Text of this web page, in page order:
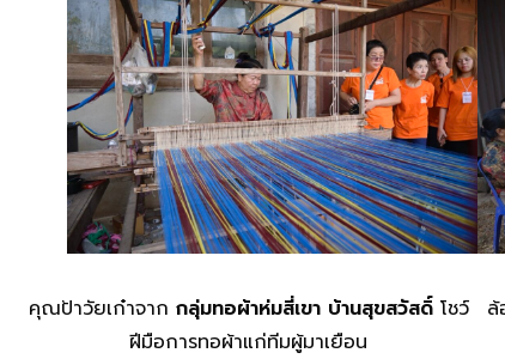
คุณป้าวัยเก๋าจาก กลุ่มทอผ้าห่มสี่เขา บ้านสุขสวัสดิ์โชว์
ฝีมือการทอผ้าแก่ทีมผู้มาเยือน
ล้